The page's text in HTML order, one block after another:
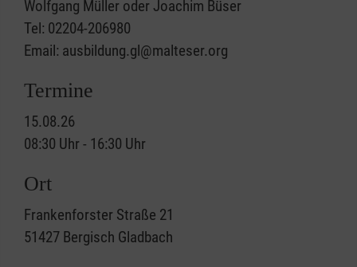
Wolfgang Müller oder Joachim Büser
Tel: 02204-206980
Email: ausbildung.gl@malteser.org
Termine
15.08.26
08:30 Uhr - 16:30 Uhr
Ort
Frankenforster Straße 21
51427 Bergisch Gladbach